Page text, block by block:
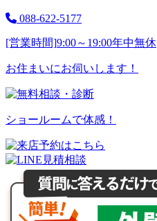
088-622-5177
[営業時間]9:00～19:00年中無休
お住まいにお伺いします！
ショールームで体感！